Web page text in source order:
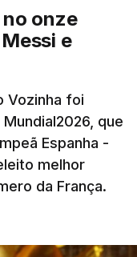
FIFA o jogador
o momento
sua primeira
Mundial.
que o galardão
que
onze
e
Vozinha foi
que
Espanha -
melhor
da França.